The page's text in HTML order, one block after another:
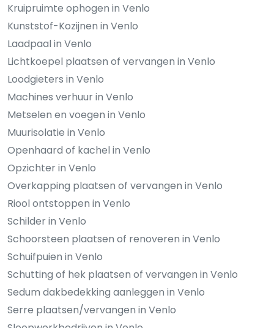
Kruipruimte ophogen in Venlo
Kunststof-Kozijnen in Venlo
Laadpaal in Venlo
Lichtkoepel plaatsen of vervangen in Venlo
Loodgieters in Venlo
Machines verhuur in Venlo
Metselen en voegen in Venlo
Muurisolatie in Venlo
Openhaard of kachel in Venlo
Opzichter in Venlo
Overkapping plaatsen of vervangen in Venlo
Riool ontstoppen in Venlo
Schilder in Venlo
Schoorsteen plaatsen of renoveren in Venlo
Schuifpuien in Venlo
Schutting of hek plaatsen of vervangen in Venlo
Sedum dakbedekking aanleggen in Venlo
Serre plaatsen/vervangen in Venlo